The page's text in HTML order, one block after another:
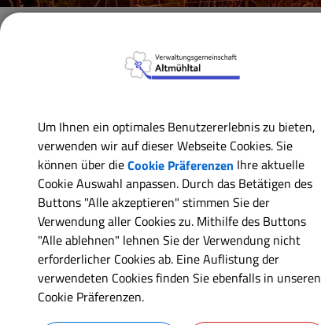
Verwaltungsgemeinschaft Gemeinde Dittenheim
Christoph Meier
Kontaktdaten:
Mitglied
Um Ihnen ein optimales Benutzererlebnis zu bieten,
verwenden wir auf dieser Webseite Cookies. Sie
können über dieCookie Präferenzen Ihre aktuelle
Cookie Auswahl anpassen. Durch das Betätigen des
Buttons "Alle akzeptieren" stimmen Sie der
Verwendung aller Cookies zu. Mithilfe des Buttons
"Alle ablehnen" lehnen Sie der Verwendung nicht
erforderlicher Cookies ab. Eine Auflistung der
verwendeten Cookies finden Sie ebenfalls in unseren
Cookie Präferenzen.